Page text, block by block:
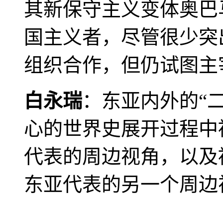
其新保守主义变体奥
国主义者，尽管很少
组织合作，但仍试图
白永瑞：东亚内外的“
心的世界史展开过程
代表的周边视角，以
东亚代表的另一个周